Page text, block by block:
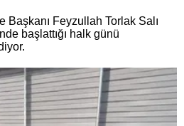
Başkanı Feyzullah Torlak Salı
başlattığı halk günü